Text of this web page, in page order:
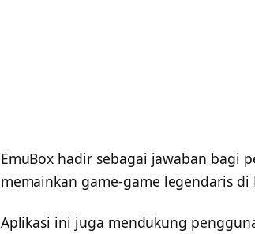
EmuBox hadir sebagai jawaban bagi
memainkan game-game legendaris di
Aplikasi ini juga mendukung